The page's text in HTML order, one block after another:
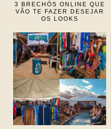
3 BRECHÓS ONLINE QUE
VÃO TE FAZER DESEJAR
OS LOOKS